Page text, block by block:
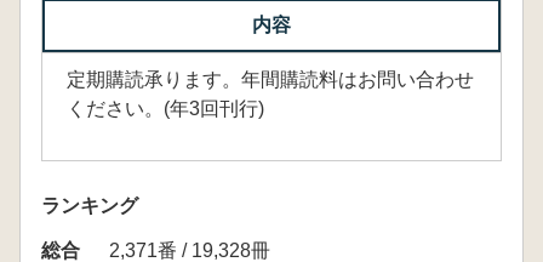
内容
定期購読承ります。年間購読料はお問い合わせ
ください。(年3回刊行)
ランキング
総合
2,371番 / 19,328冊